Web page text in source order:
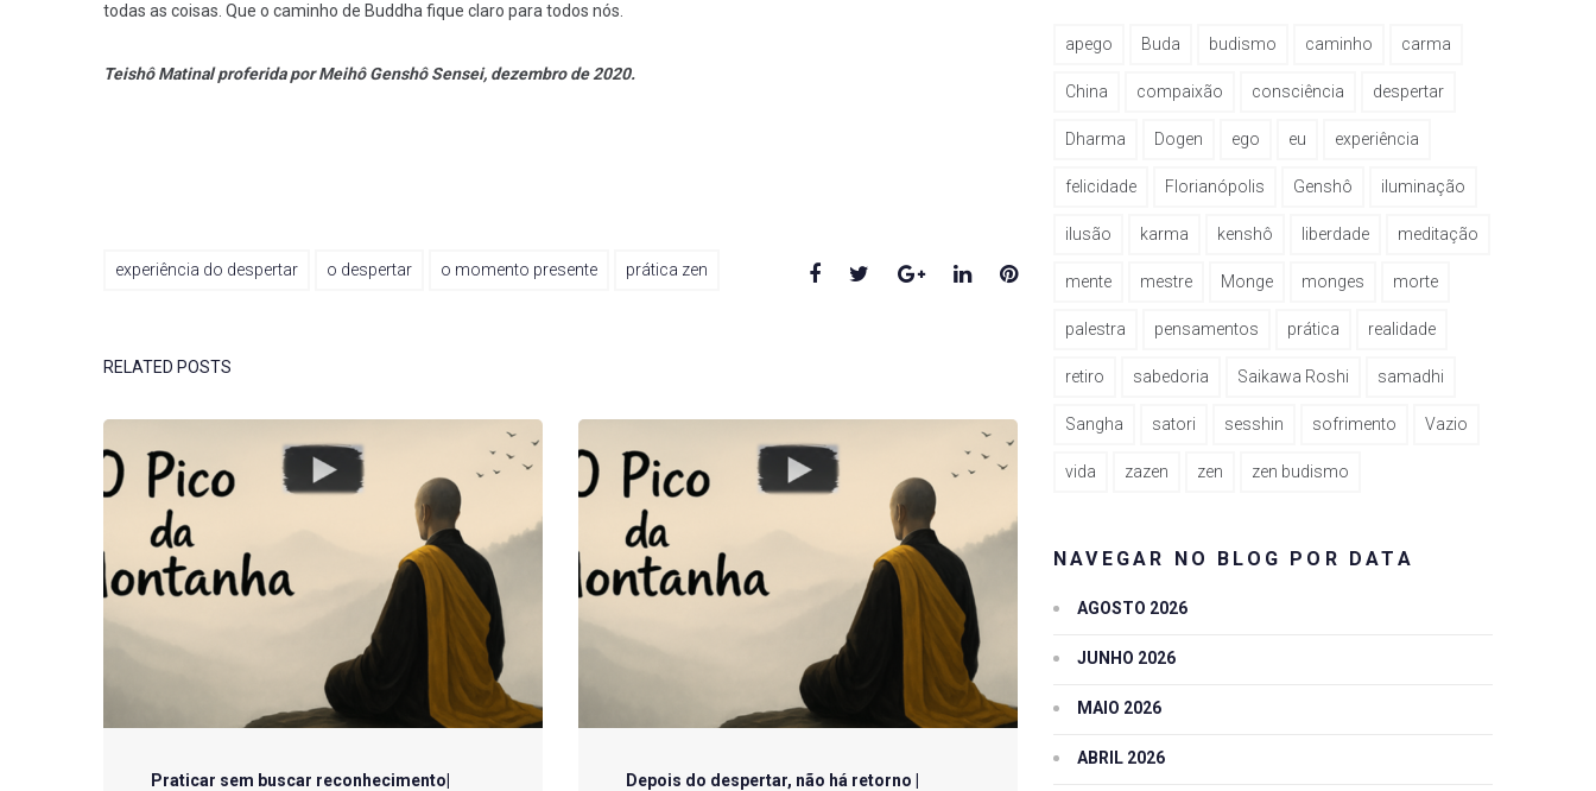
todas as coisas. Que o caminho de Buddha fique claro para todos nós.
Teishô Matinal proferida por Meihô Genshô Sensei, dezembro de 2020.
experiência do despertar o despertar o momento presente prática zen Facebook
TwitterGoogle+LinkedInPinterest
RELATED POSTS
Praticar sem buscar reconhecimento|
Depois do despertar, não há retorno |
apego Buda budismo caminho carma
China compaixão consciência despertar
Dharma Dogen ego eu experiência
felicidade Florianópolis Genshô iluminação
ilusão karma kenshô liberdade meditação
mente mestre Monge monges morte
palestra pensamentos prática realidade
retiro sabedoria Saikawa Roshi samadhi
Sangha satori sesshin sofrimento Vazio
vida zazen zen zen budismo
NAVEGAR NO BLOG POR DATA
AGOSTO 2026
JUNHO 2026
MAIO 2026
ABRIL 2026